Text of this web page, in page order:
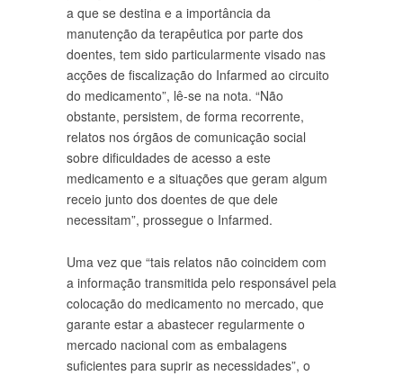
a que se destina e a importância da
manutenção da terapêutica por parte dos
doentes, tem sido particularmente visado nas
acções de fiscalização do Infarmed ao circuito
do medicamento”, lê-se na nota. “Não
obstante, persistem, de forma recorrente,
relatos nos órgãos de comunicação social
sobre dificuldades de acesso a este
medicamento e a situações que geram algum
receio junto dos doentes de que dele
necessitam”, prossegue o Infarmed.
Uma vez que “tais relatos não coincidem com
a informação transmitida pelo responsável pela
colocação do medicamento no mercado, que
garante estar a abastecer regularmente o
mercado nacional com as embalagens
suficientes para suprir as necessidades”, o